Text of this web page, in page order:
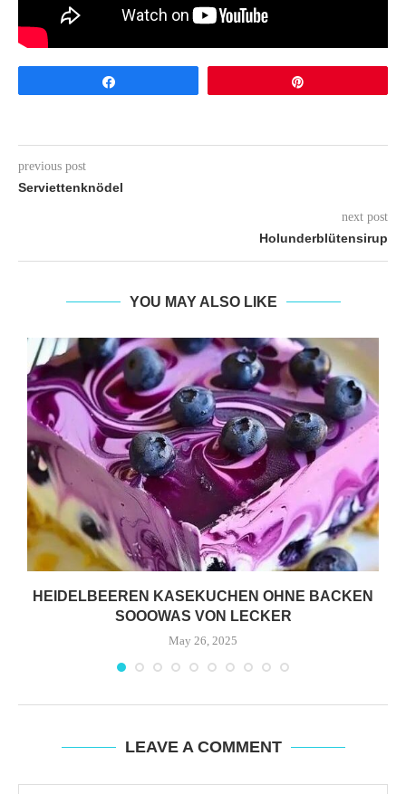
previous post
Serviettenknödel
next post
Holunderblütensirup
YOU MAY ALSO LIKE
HEIDELBEEREN KASEKUCHEN OHNE BACKEN
SOOOWAS VON LECKER
May 26, 2025
LEAVE A COMMENT